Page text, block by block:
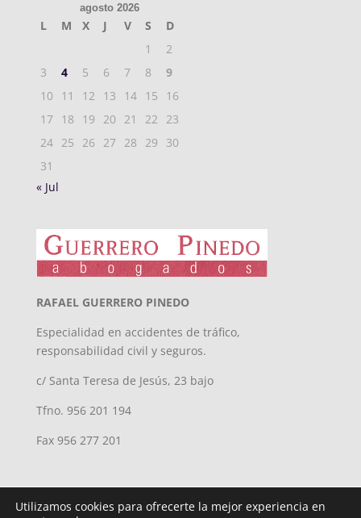
agosto 2026
L M X J V S
D
1
2
3
4 5 6 7 8
9
10
11 12 13 14 15
16
17
18 19 20 21 22
23
24 25 26 27 28 29
30
31
« Jul
RAFAEL GUERRERO PINEDO
Especialidad en accidentes de tráfico,
responsabilidad civil y seguros.
c/ Santa Teresa de Jesús, 23 bajo
Tfno. 956 201 194
Fax 956 277 201
Utilizamos cookies para ofrecerte la mejor experiencia en